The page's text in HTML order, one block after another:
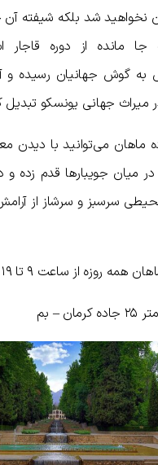
نخواهید شد بلکه شیفته
جا مانده از دوره
گوش جهانیان رسیده و آن
میراث جهانی یونسکو تبدیل
ماهان می‌توانید با دیدن
در میان جویبارها قدم زده و
سرسبز و سرشاز از آرامش
همه روزه از ساعت ۹ تا ۱۹ باز است.
– بم